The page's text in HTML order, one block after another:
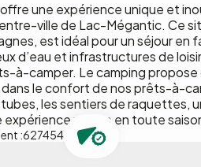
une expérience unique et
ville de Lac-Mégantic. Ce
est idéal pour un séjour en
d’eau et infrastructures de
à-camper. Le camping
dans le confort de nos prêts-à-
les sentiers de raquettes,
expérience nature en toute
:627454